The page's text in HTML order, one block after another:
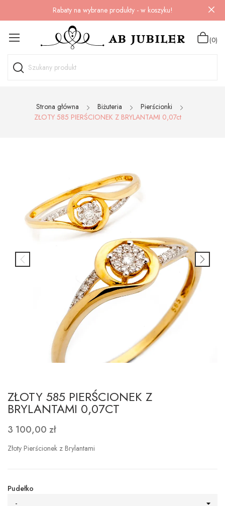
Rabaty na wybrane produkty - w koszyku!
(0)
Strona główna Biżuteria
Pierścionki
ZŁOTY 585 PIERŚCIONEK Z BRYLANTAMI 0,07ct
ZŁOTY 585 PIERŚCIONEK Z
BRYLANTAMI 0,07CT
3 100,00 zł
Złoty Pierścionek z Brylantami
Pudełko
-